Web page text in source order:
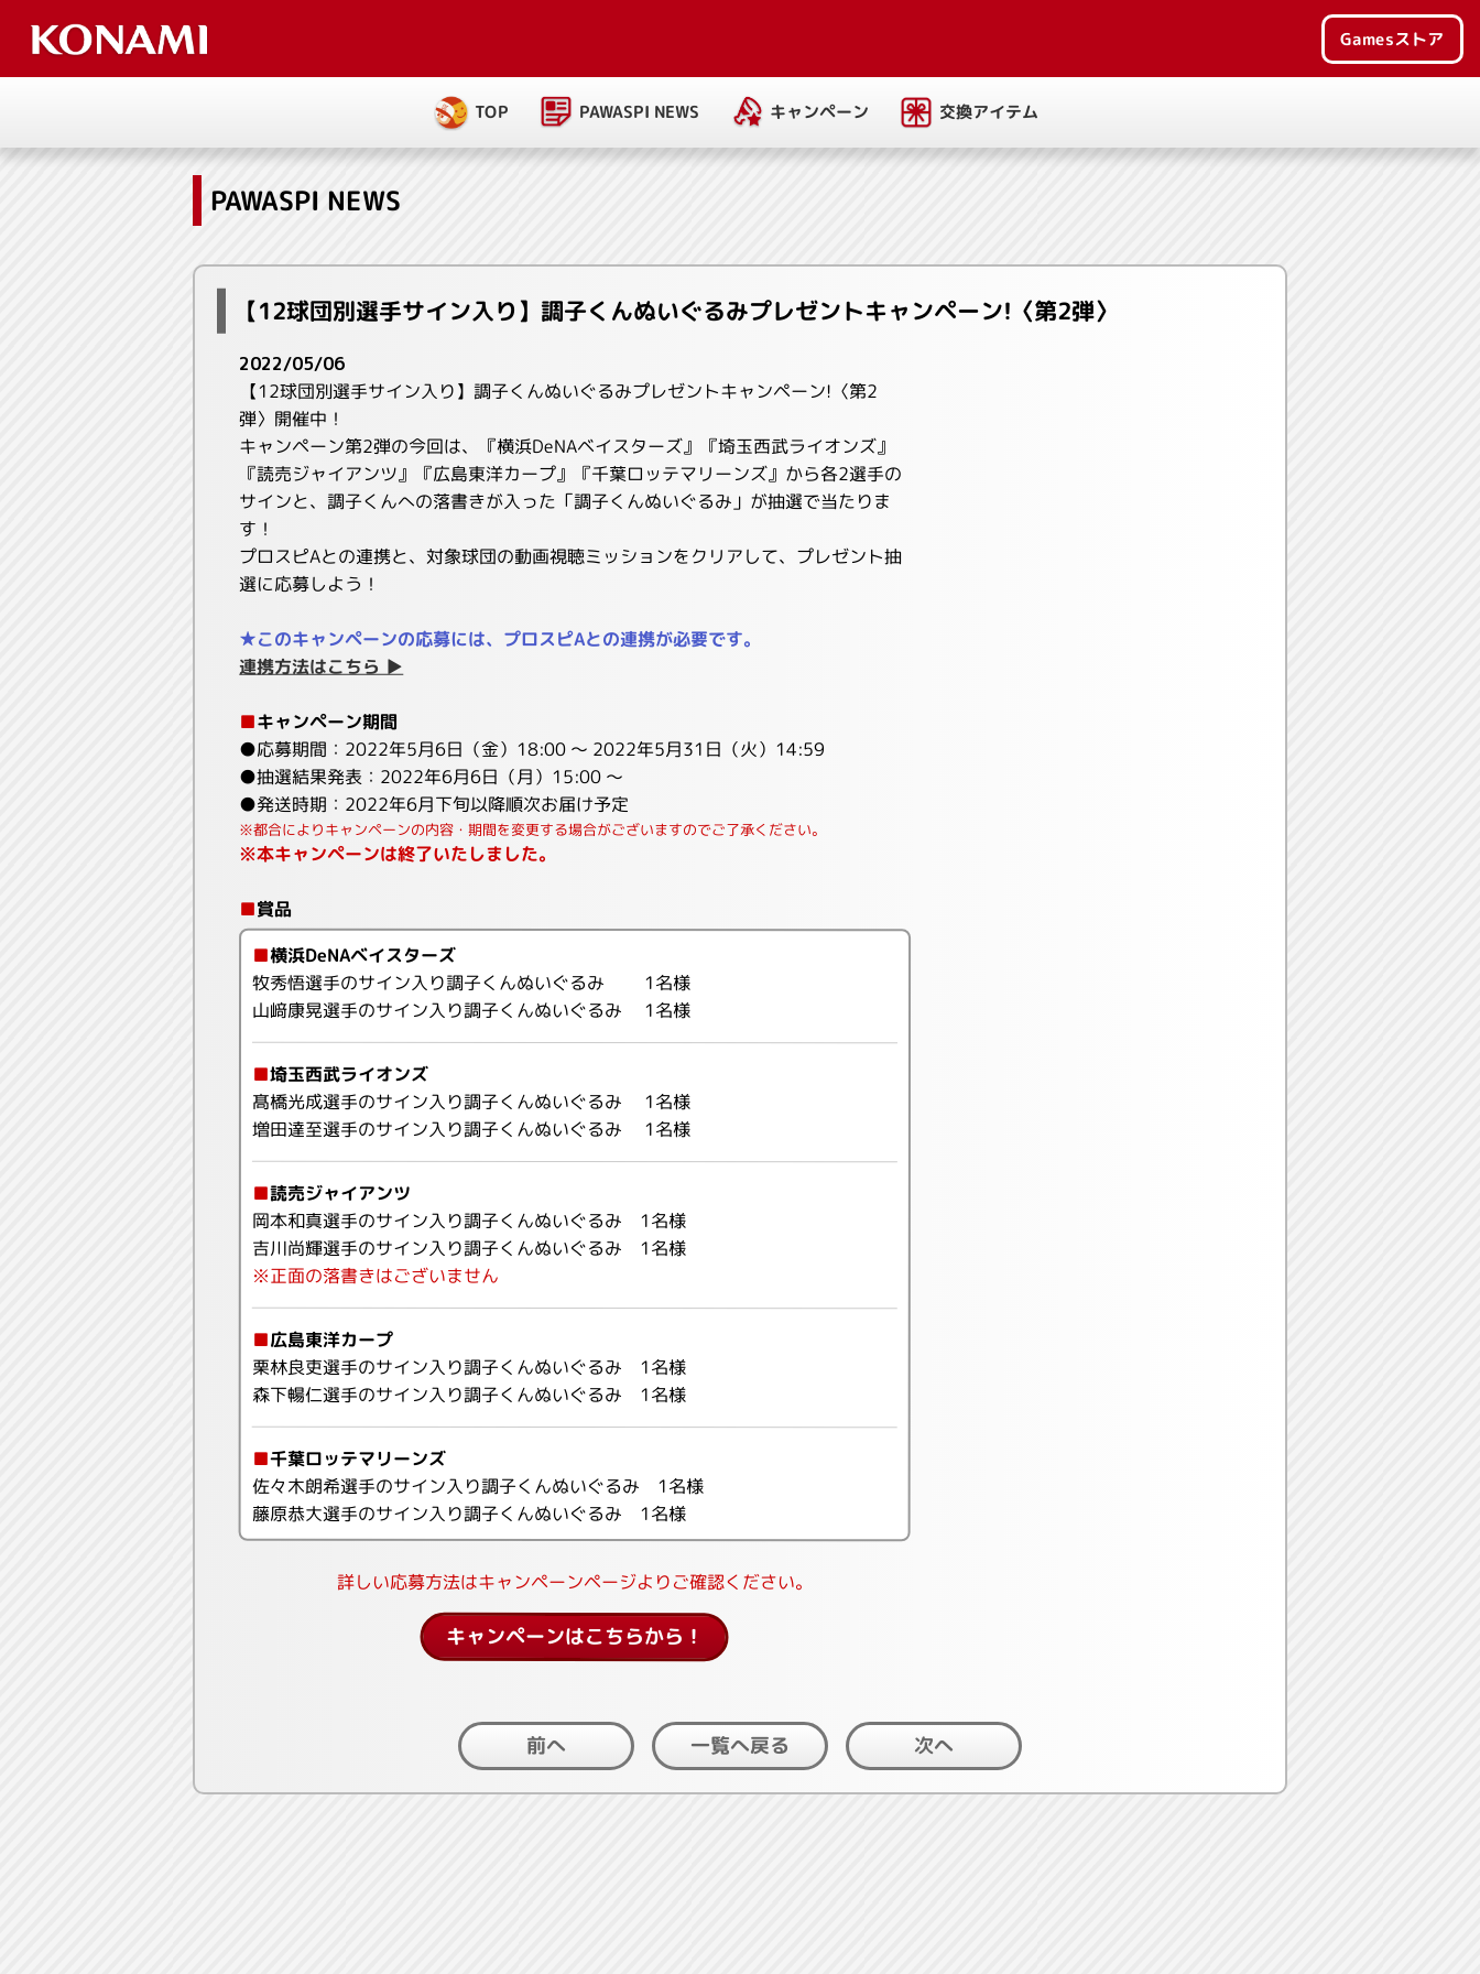
Gamesストア
TOP PAWASPI NEWS キャンペーン 交換アイテム
PAWASPI NEWS
【12球団別選手サイン入り】調子くんぬいぐるみプレゼントキャンペーン!〈第2弾〉
2022/05/06
【12球団別選手サイン入り】調子くんぬいぐるみプレゼントキャンペーン!〈第2
弾〉開催中！
キャンペーン第2弾の今回は、『横浜DeNAベイスターズ』『埼玉西武ライオンズ』
『読売ジャイアンツ』『広島東洋カープ』『千葉ロッテマリーンズ』から各2選手の
サインと、調子くんへの落書きが入った「調子くんぬいぐるみ」が抽選で当たりま
す！
プロスピAとの連携と、対象球団の動画視聴ミッションをクリアして、プレゼント抽
選に応募しよう！
★このキャンペーンの応募には、プロスピAとの連携が必要です。
連携方法はこちら ▶
■キャンペーン期間
●応募期間：2022年5月6日（金）18:00 ～ 2022年5月31日（火）14:59
●抽選結果発表：2022年6月6日（月）15:00 ～
●発送時期：2022年6月下旬以降順次お届け予定
※都合によりキャンペーンの内容・期間を変更する場合がございますのでご了承ください。
※本キャンペーンは終了いたしました。
■賞品
■横浜DeNAベイスターズ
牧秀悟選手のサイン入り調子くんぬいぐるみ 1名様
山﨑康晃選手のサイン入り調子くんぬいぐるみ 1名様
■埼玉西武ライオンズ
髙橋光成選手のサイン入り調子くんぬいぐるみ 1名様
増田達至選手のサイン入り調子くんぬいぐるみ 1名様
■読売ジャイアンツ
岡本和真選手のサイン入り調子くんぬいぐるみ 1名様
吉川尚輝選手のサイン入り調子くんぬいぐるみ 1名様
※正面の落書きはございません
■広島東洋カープ
栗林良吏選手のサイン入り調子くんぬいぐるみ 1名様
森下暢仁選手のサイン入り調子くんぬいぐるみ 1名様
■千葉ロッテマリーンズ
佐々木朗希選手のサイン入り調子くんぬいぐるみ 1名様
藤原恭大選手のサイン入り調子くんぬいぐるみ 1名様
詳しい応募方法はキャンペーンページよりご確認ください。
キャンペーンはこちらから！
前へ 一覧へ戻る 次へ